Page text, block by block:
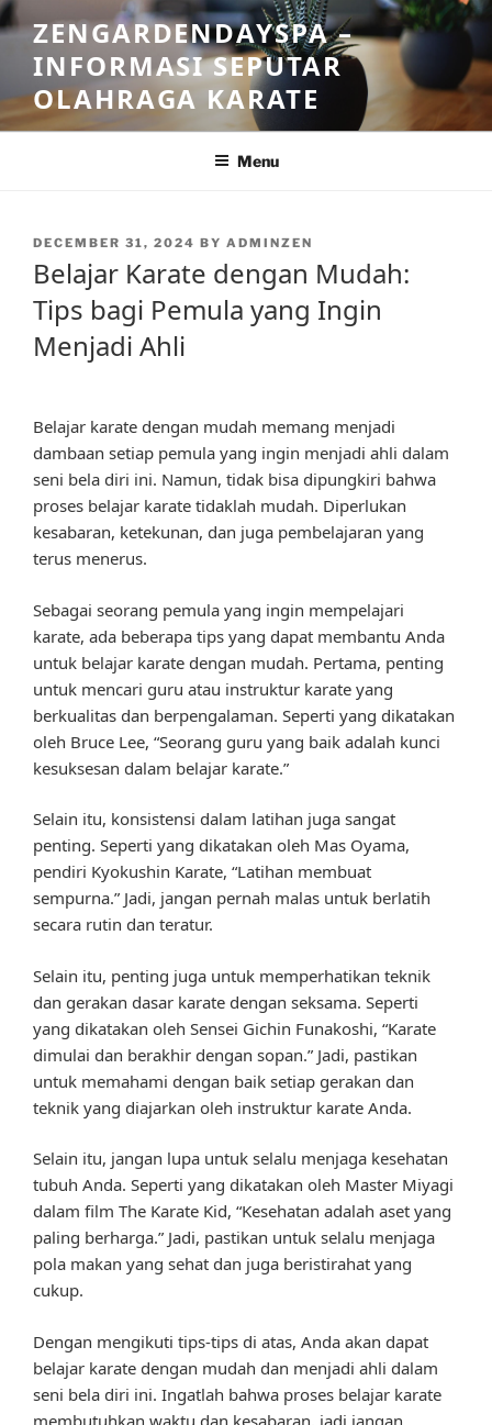
Skip
to
content
ZENGARDENDAYSPA –
INFORMASI SEPUTAR
OLAHRAGA KARATE
Menu
POSTED
DECEMBER 31, 2024 BY ADMINZEN
Belajar Karate dengan Mudah:
Tips bagi Pemula yang Ingin
Menjadi Ahli
Belajar karate dengan mudah memang menjadi
dambaan setiap pemula yang ingin menjadi ahli dalam
seni bela diri ini. Namun, tidak bisa dipungkiri bahwa
proses belajar karate tidaklah mudah. Diperlukan
kesabaran, ketekunan, dan juga pembelajaran yang
terus menerus.
Sebagai seorang pemula yang ingin mempelajari
karate, ada beberapa tips yang dapat membantu Anda
untuk belajar karate dengan mudah. Pertama, penting
untuk mencari guru atau instruktur karate yang
berkualitas dan berpengalaman. Seperti yang dikatakan
oleh Bruce Lee, “Seorang guru yang baik adalah kunci
kesuksesan dalam belajar karate.”
Selain itu, konsistensi dalam latihan juga sangat
penting. Seperti yang dikatakan oleh Mas Oyama,
pendiri Kyokushin Karate, “Latihan membuat
sempurna.” Jadi, jangan pernah malas untuk berlatih
secara rutin dan teratur.
Selain itu, penting juga untuk memperhatikan teknik
dan gerakan dasar karate dengan seksama. Seperti
yang dikatakan oleh Sensei Gichin Funakoshi, “Karate
dimulai dan berakhir dengan sopan.” Jadi, pastikan
untuk memahami dengan baik setiap gerakan dan
teknik yang diajarkan oleh instruktur karate Anda.
Selain itu, jangan lupa untuk selalu menjaga kesehatan
tubuh Anda. Seperti yang dikatakan oleh Master Miyagi
dalam film The Karate Kid, “Kesehatan adalah aset yang
paling berharga.” Jadi, pastikan untuk selalu menjaga
pola makan yang sehat dan juga beristirahat yang
cukup.
Dengan mengikuti tips-tips di atas, Anda akan dapat
belajar karate dengan mudah dan menjadi ahli dalam
seni bela diri ini. Ingatlah bahwa proses belajar karate
membutuhkan waktu dan kesabaran, jadi jangan